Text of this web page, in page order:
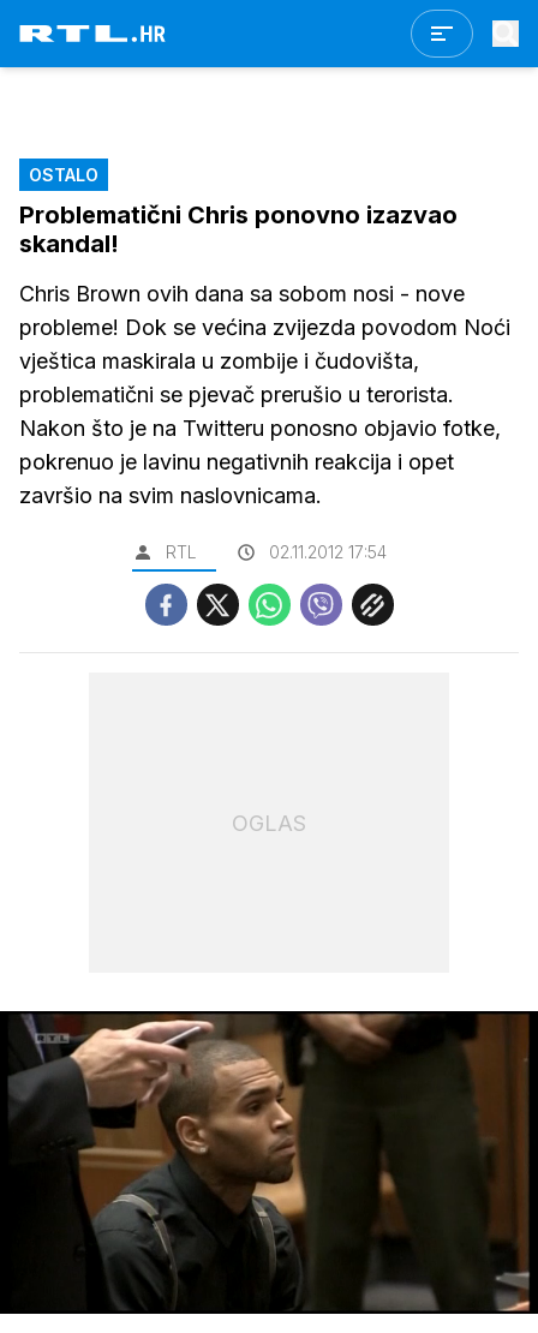
OSTALO
Problematični Chris ponovno izazvao
skandal!
Chris Brown ovih dana sa sobom nosi - nove
probleme! Dok se većina zvijezda povodom Noći
vještica maskirala u zombije i čudovišta,
problematični se pjevač prerušio u terorista.
Nakon što je na Twitteru ponosno objavio fotke,
pokrenuo je lavinu negativnih reakcija i opet
završio na svim naslovnicama.
RTL 02.11.2012 17:54
OGLAS
zvuk
Loaded:
51.34%